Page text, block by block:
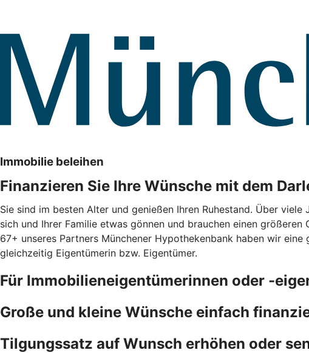
Immobilie beleihen
Finanzieren Sie Ihre Wünsche mit dem
Sie sind im besten Alter und genießen Ihren Ruhestand. Über
sich und Ihrer Familie etwas gönnen und brauchen einen
67+ unseres Partners Münchener Hypothekenbank haben wir
gleichzeitig Eigentümerin bzw. Eigentümer.
Für Immobilieneigentümerinnen oder -
Große und kleine Wünsche einfach
Tilgungssatz auf Wunsch erhöhen oder